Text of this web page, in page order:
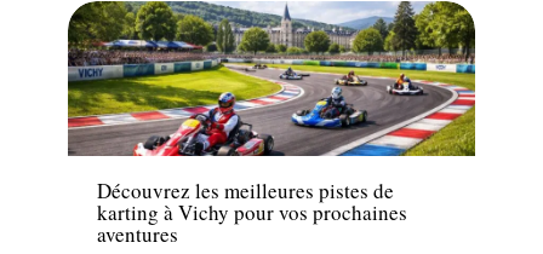
Moto
Découvrez les meilleures pistes de
karting à Vichy pour vos prochaines
aventures